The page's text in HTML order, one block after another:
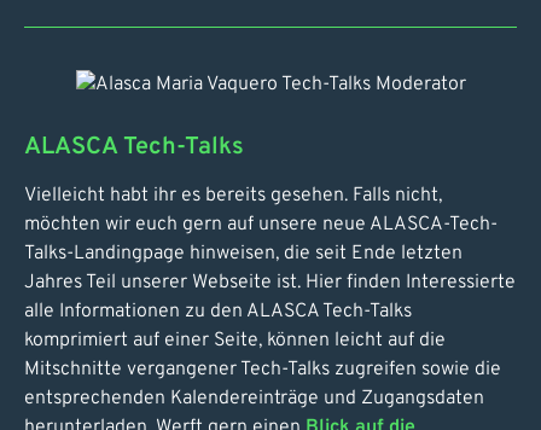
ALASCA Tech-Talks
Vielleicht habt ihr es bereits gesehen. Falls nicht,
möchten wir euch gern auf unsere neue ALASCA-Tech-
Talks-Landingpage hinweisen, die seit Ende letzten
Jahres Teil unserer Webseite ist. Hier finden Interessierte
alle Informationen zu den ALASCA Tech-Talks
komprimiert auf einer Seite, können leicht auf die
Mitschnitte vergangener Tech-Talks zugreifen sowie die
entsprechenden Kalendereinträge und Zugangsdaten